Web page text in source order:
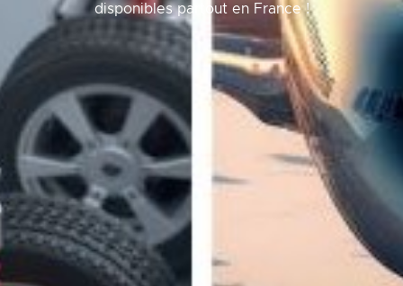
disponibles partout en France !